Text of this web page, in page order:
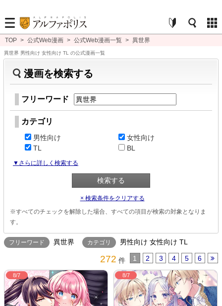
TOP > 公式Web漫画 > 公式Web漫画一覧 > 異世界
異世界 男性向け 女性向け TL の公式漫画一覧
漫画を検索する
フリーワード
カテゴリ
男性向け
女性向け
TL
BL
▼さらに詳しく検索する
× 検索条件をクリアする
※すべてのチェックを解除した場合、すべての項目が検索の対象となりま
す。
フリーワード 異世界 カテゴリ 男性向け 女性向け TL
272 件 1 2 3 4 5 6
8/7 8/7